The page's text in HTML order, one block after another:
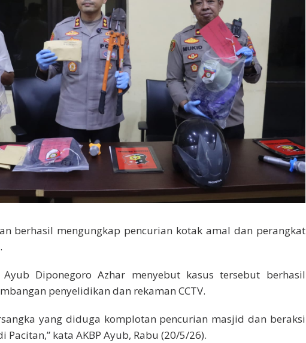
berhasil mengungkap pencurian kotak amal dan perangkat
Ayub Diponegoro Azhar menyebut kasus tersebut berhasil
penyelidikan dan rekaman CCTV.
yang diduga komplotan pencurian masjid dan beraksi
kata AKBP Ayub, Rabu (20/5/26).